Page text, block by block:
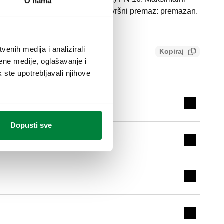
medija i analizirali
medije, oglašavanje i
ste upotrebljavali njihove
Dopusti sve
ispuštanja zraka: 10 bar. Završni premaz: premazan.
Kopiraj
Expand
Expand
Expand
Expand